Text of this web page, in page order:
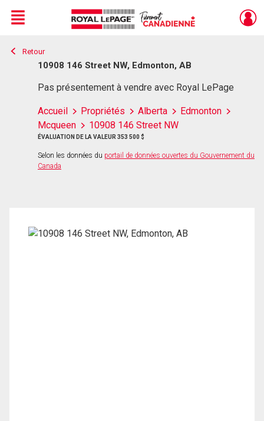
Live
En Direct
Menu
Retour
10908 146 Street NW, Edmonton, AB
Pas présentement à vendre avec Royal LePage
Accueil Propriétés Alberta
Edmonton
Mcqueen
10908 146 Street NW
ÉVALUATION DE LA VALEUR 353 500 $
Selon les données du portail de données ouvertes du Gouvernement du
Canada